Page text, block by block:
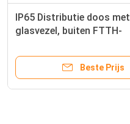
IP65 Distributie doos met
glasvezel, buiten FTTH-
Beste Prijs